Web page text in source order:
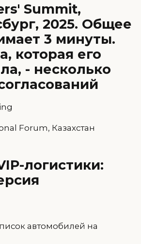
Summit,
2025. Общее
3 минуты.
которая его
- несколько
Forum, Казахстан
логистики:
автомобилей на